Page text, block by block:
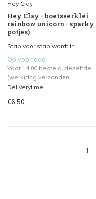
Hey Clay
Hey Clay - boetseerklei
rainbow unicorn - sparky
potjes)
Stap voor stap wordt in...
Op voorraad
Voor 14.00 besteld, dezelfde
(werk)dag verzonden.
Deliverytime
€6,50
1